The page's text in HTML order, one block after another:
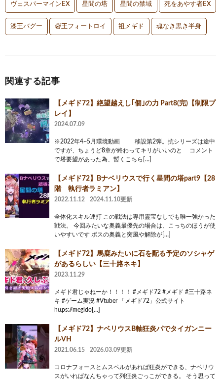
ヴェスパーマインEX 星間の塔 星間の禁域 死をあやす者EX
漆王バグー 砦王フォートロイ 祖メギド 魂なき黒き半身
関連する記事
【メギド72】絶望越えし｢個｣の力 Part8(完)【制限プ
レイ】
2024.07.09
※2022年4~5月環境動画 移設第2弾。抗シリーズは途中
ですが、ちょうど8章が終わってキリがいいのと コメント
で塔要望があった為、暫くこちら[…]
【メギド72】Bナベリウスで行く星間の塔part9【28
階 執行者ラミアン】
2022.11.12 2024.11.10更新
全体化スキル連打 この戦法は専用霊宝なしでも唯一強かった
戦法。 今回みたいな奥義最優先の場合は、こっちのほうが使
いやすいです ボスの奥義と突風や解除が[…]
【メギド72】馬鹿みたいに石を配る予定のソシャゲ
があるらしい【三十路ネキ】
2023.11.29
メギド君じゃねーか！！！！ #メギド72 #メギド #三十路ネ
キ #ゲーム実況 #Vtuber 「メギド72」公式サイト
https://megido[…]
【メギド72】ナベリウスB軸狂炎パでタイガンニー
ルVH
2021.06.15 2026.03.09更新
コロナフォースとムスペルがあれば狂炎ができる、ナベリウ
スがいればなんちゃって列狂炎ごっこができる。 そう思って